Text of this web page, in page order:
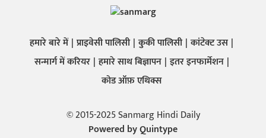
हमारे बारे में प्राइवेसी पालिसी कुकी पालिसी कांटेक्ट उस
सन्मार्ग में करियर हमारे साथ बिज्ञापन इतर इनफार्मेशन
कोड ऑफ़ एथिक्स
© 2015-2025 Sanmarg Hindi Daily
Powered byQuintype